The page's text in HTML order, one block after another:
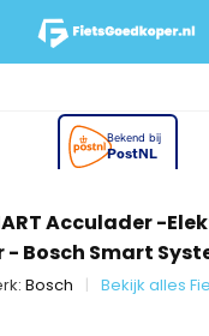
Acculader -
Bosch Smart
Bosch Bekijk alles